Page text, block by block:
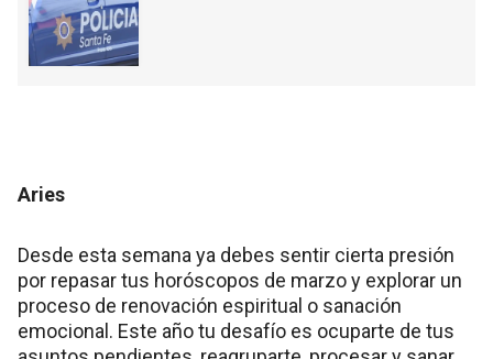
Aries
Desde esta semana ya debes sentir cierta presión
por repasar tus horóscopos de marzo y explorar un
proceso de renovación espiritual o sanación
emocional. Este año tu desafío es ocuparte de tus